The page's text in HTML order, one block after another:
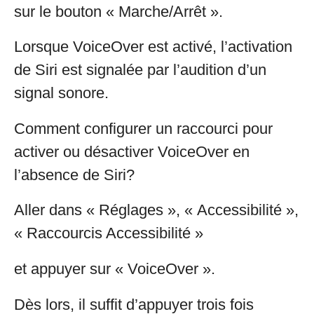
sur le bouton « Marche/Arrêt ».
Lorsque VoiceOver est activé, l’activation
de Siri est signalée par l’audition d’un
signal sonore.
Comment configurer un raccourci pour
activer ou désactiver VoiceOver en
l’absence de Siri?
Aller dans « Réglages », « Accessibilité »,
« Raccourcis Accessibilité »
et appuyer sur « VoiceOver ».
Dès lors, il suffit d’appuyer trois fois